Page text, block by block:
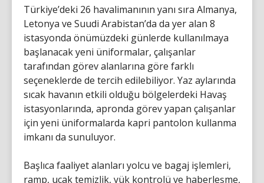
Türkiye’deki 26 havalimanının yanı sıra Almanya,
Letonya ve Suudi Arabistan’da da yer alan 8
istasyonda önümüzdeki günlerde kullanılmaya
başlanacak yeni üniformalar, çalışanlar
tarafından görev alanlarına göre farklı
seçeneklerde de tercih edilebiliyor. Yaz aylarında
sıcak havanın etkili olduğu bölgelerdeki Havaş
istasyonlarında, apronda görev yapan çalışanlar
için yeni üniformalarda kapri pantolon kullanma
imkanı da sunuluyor.
Başlıca faaliyet alanları yolcu ve bagaj işlemleri,
ramp, uçak temizlik, yük kontrolü ve haberleşme,